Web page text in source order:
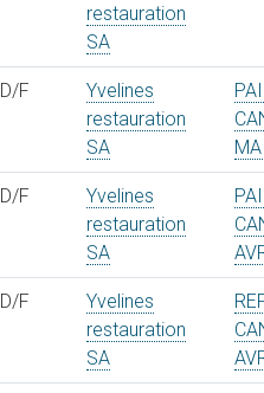
restauration
SA
D/F
Yvelines
restauration
SA
D/F
Yvelines
restauration
SA
D/F
Yvelines
restauration
SA